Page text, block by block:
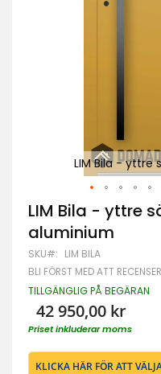
LIM Bila - yttre
Hoppa
till
början
av
bildgalleriet
LIM Bila - yttre
aluminium
SKU LIM BILA
BLI FÖRST MED ATT
TILLGÄNGLIG PÅ BEGÄRAN
42 950,00 kr
Priset inkluderar moms
KLICKA HÄR FÖR ATT